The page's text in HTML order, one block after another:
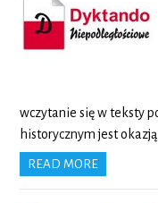
wczytanie się w teksty
historycznym jest
READ MORE